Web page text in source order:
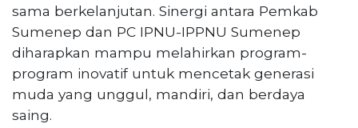
sama berkelanjutan. Sinergi antara Pemkab
Sumenep dan PC IPNU-IPPNU Sumenep
diharapkan mampu melahirkan program-
program inovatif untuk mencetak generasi
muda yang unggul, mandiri, dan berdaya
saing.